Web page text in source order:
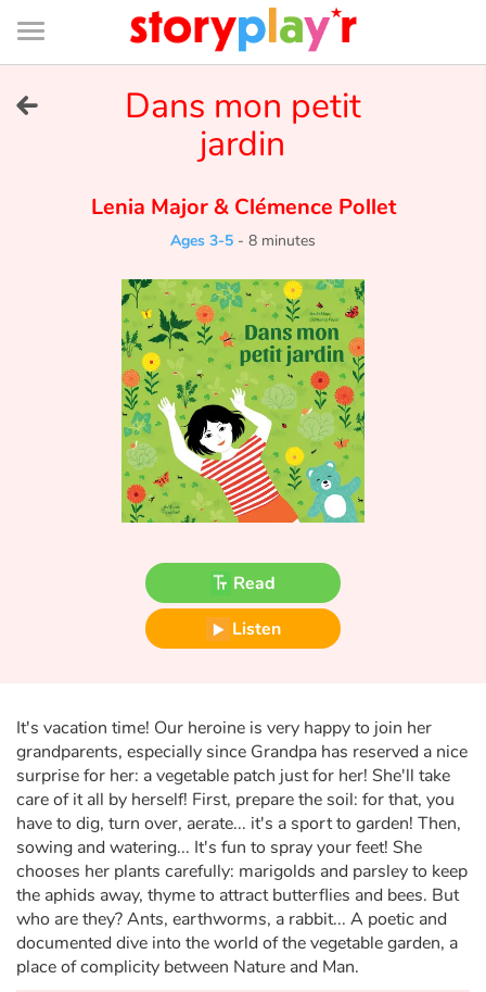
Connexion
Bibliothèque
de
page
Try for free
Tales and classics in french
Fable, myth, literature and poetry
Ogres, monsters and witches
The animals
Travel, epic, investigation, adventure
Around the world
Learning
Arts, space, activities
Dans mon petit
jardin
Lenia Major&Clémence Pollet
Ages 3-5 - 8 minutes
Read
Listen
It's vacation time! Our heroine is very happy to join her
grandparents, especially since Grandpa has reserved a nice
surprise for her: a vegetable patch just for her! She'll take
care of it all by herself! First, prepare the soil: for that, you
have to dig, turn over, aerate... it's a sport to garden! Then,
sowing and watering... It's fun to spray your feet! She
chooses her plants carefully: marigolds and parsley to keep
the aphids away, thyme to attract butterflies and bees. But
who are they? Ants, earthworms, a rabbit... A poetic and
documented dive into the world of the vegetable garden, a
place of complicity between Nature and Man.